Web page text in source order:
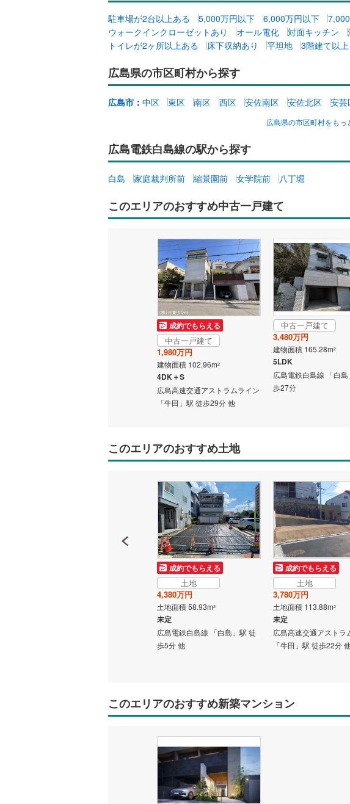
駐車場が2台以上ある 5,000万円以下 6,000万円以下
ウォークインクローゼットあり
オール電化 対面キッチン
トイレが2ヶ所以上ある
床下収納あり 平坦地 3階建て以上
広島県の市区町村から探す
広島市 ： 中区 東区 南区 西区 安佐南区 安佐北区 安芸
広島県の市区町村をもっ
広島電鉄白島線の駅から探す
白島 家庭裁判所前 縮景園前 女学院前 八丁堀
このエリアのおすすめ中古一戸建て
成約でもらえる
中古一戸建て
1,980万円
建物面積 102.96m2
4DK＋S
広島高速交通アストラムライン
「牛田」駅 徒歩29分 他
中古一戸建て
3,480万円
建物面積 165.28m2
5LDK
広島電鉄白島線 「白島
歩27分
このエリアのおすすめ土地
成約でもらえる
土地
4,380万円
土地面積 58.93m2
未定
広島電鉄白島線 「白島」駅 徒
歩5分 他
成約でもらえる
土地
3,780万円
土地面積 113.88m2
未定
広島高速交通アストラ
「牛田」駅 徒歩22分
このエリアのおすすめ新築マンション